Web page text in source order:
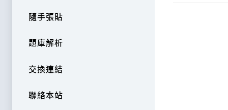
隨手張貼
題庫解析
交換連結
聯絡本站